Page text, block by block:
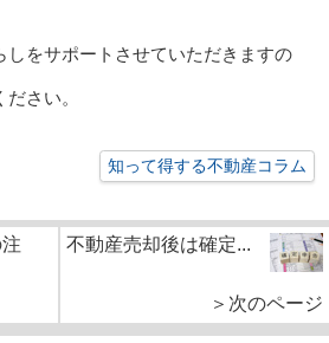
しをサポートさせていただきますの
さい。
知って得する不動産コラム
不動産売却後は確定...
＞次のページ